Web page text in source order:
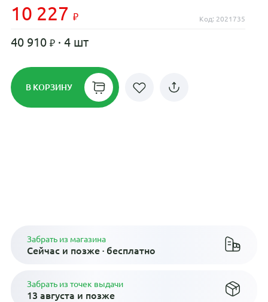
10 227 Код: 2021735
40 910 · 4 шт
В КОРЗИНУ
Забрать из магазина
Сейчас и позже · бесплатно
Забрать из точек выдачи
13 августа и позже